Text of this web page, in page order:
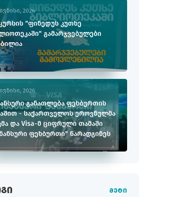
2026
"ფინედუს კუთხე
გამარჯვებულები
2026
განათლება ფეხბურთის
- საქართველოს ეროვნულმა
და Visa-მ ციფრული თამაში
ფეხბურთი" წარადგინეს
მეტი